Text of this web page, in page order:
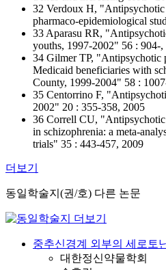
32 Verdoux H,
pharmaco-epidemiological
33 Aparasu RR,
youths, 1997-2002" 56 : 904-,
34 Gilmer TP, "Antipsychotic
Medicaid beneficiaries with
County, 1999-2004" 58 :
35 Centorrino F,
2002" 20 : 355-358, 2005
36 Correll CU,
in schizophrenia: a meta-
trials" 35 : 443-457, 2009
더보기
동일학술지(권/호) 다른 논문
중추신경계 외부의 세로토
대한정신약물학회